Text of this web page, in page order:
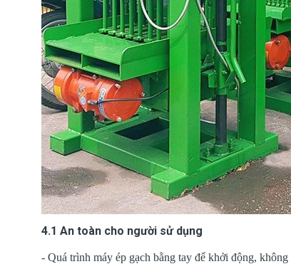
4.1 An toàn cho người sử dụng
- Quá trình máy ép gạch bằng tay để khởi động,